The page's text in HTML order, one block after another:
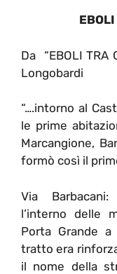
Da “EBOLI TRA
Longobardi
“….intorno al
le prime
Marcangione,
formò così il
Via
l’interno delle
Porta Grande
tratto era
il nome della